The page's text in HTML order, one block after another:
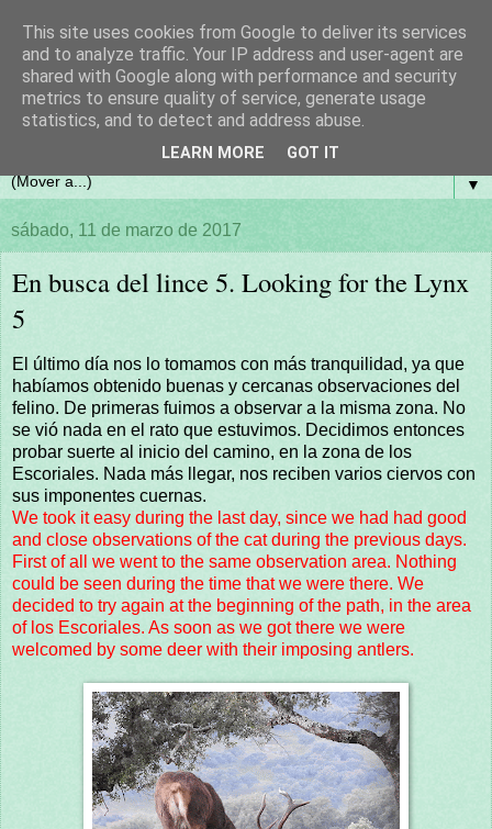
▼
sábado, 11 de marzo de 2017
En busca del lince 5. Looking for the Lynx
5
El último día nos lo tomamos con más tranquilidad, ya que
habíamos obtenido buenas y cercanas observaciones del
felino. De primeras fuimos a observar a la misma zona. No
se vió nada en el rato que estuvimos. Decidimos entonces
probar suerte al inicio del camino, en la zona de los
Escoriales. Nada más llegar, nos reciben varios ciervos con
sus imponentes cuernas.
We took it easy during the last day, since we had had good
and close observations of the cat during the previous days.
First of all we went to the same observation area. Nothing
could be seen during the time that we were there. We
decided to try again at the beginning of the path, in the area
of los Escoriales. As soon as we got there we were
welcomed by some deer with their imposing antlers.
This site uses cookies from Google to deliver its services
and to analyze traffic. Your IP address and user-agent are
shared with Google along with performance and security
metrics to ensure quality of service, generate usage
statistics, and to detect and address abuse.
LEARN MORE GOT IT